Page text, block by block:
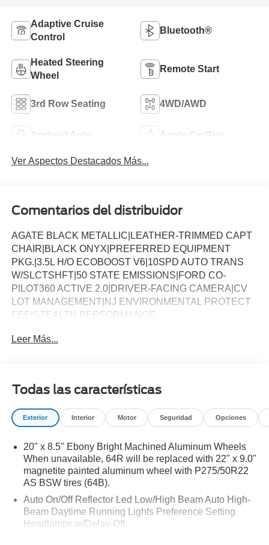
Adaptive Cruise
Control
Bluetooth®
Heated Steering
Wheel
Remote Start
3rd Row Seating 4WD/AWD
Android Auto Apple CarPlay
Ver Aspectos Destacados Más...
Comentarios del distribuidor
AGATE BLACK METALLIC|LEATHER-TRIMMED CAPT
CHAIR|BLACK ONYX|PREFERRED EQUIPMENT
PKG.|3.5L H/O ECOBOOST V6|10SPD AUTO TRANS
W/SLCTSHFT|50 STATE EMISSIONS|FORD CO-
PILOT360 ACTIVE 2.0|DRIVER-FACING CAMERA|CV
LOT MANAGEMENT|NJ ENVIRONMENTAL PROTECT
FEE|STEALTH PERFORMANCE
PAINTED ALUM WHEEL|FLR LNERS RW 1&2 W/O
ROOF|RUNNING BOARD-POWER
DEPLOYABLE|WIRELESS CHARGING PAD|STEALTH
APPEARANCE PACKAGE|HEAVY DUTY TRAILER
ILLUMINTD KEYPAD|FRONT LICENSE PLATE
BRACKET|FUEL CHARGE|ADVERTISING
ASSESSMENT
Leer Más...
Todas las características
Exterior Interior Motor Seguridad Opciones
20" x 8.5" Ebony Bright Machined Aluminum Wheels
When unavailable, 64R will be replaced with 22" x 9.0"
magnetite painted aluminum wheel with P275/50R22
AS BSW tires (64B).
Auto On/Off Reflector Led Low/High Beam Auto High-
Beam Daytime Running Lights Preference Setting
Headlamps w/Delay-Off